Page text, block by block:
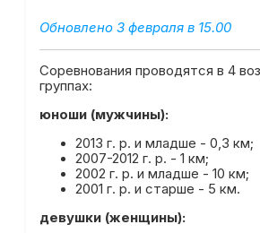
Обновлено 3 февраля в 15.00
Соревнования проводятся в 4
группах:
юноши (мужчины):
2013 г. р. и младше - 0,3 км;
2007-2012 г. р. - 1 км;
2002 г. р. и младше - 10 км;
2001 г. р. и старше - 5 км.
девушки (женщины):